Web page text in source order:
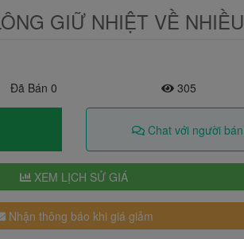
GIỮ NHIỆT VỀ NHIỀU
Đã Bán 0 305
Chat với người bán
XEM LỊCH SỬ GIÁ
Nhận thông báo khi giá giảm